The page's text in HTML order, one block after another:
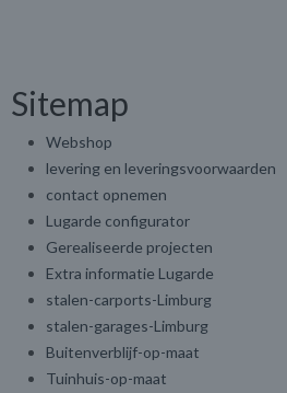
Sitemap
Webshop
levering en leveringsvoorwaarden
contact opnemen
Lugarde configurator
Gerealiseerde projecten
Extra informatie Lugarde
stalen-carports-Limburg
stalen-garages-Limburg
Buitenverblijf-op-maat
Tuinhuis-op-maat